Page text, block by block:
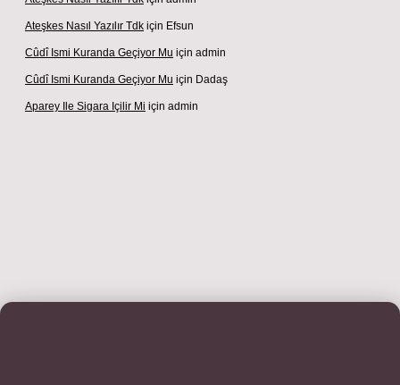
Ateşkes Nasıl Yazılır Tdk için Efsun
Cûdî Ismi Kuranda Geçiyor Mu için admin
Cûdî Ismi Kuranda Geçiyor Mu için Dadaş
Aparey Ile Sigara Içilir Mi için admin
adresibetexper.xyzm elexbet